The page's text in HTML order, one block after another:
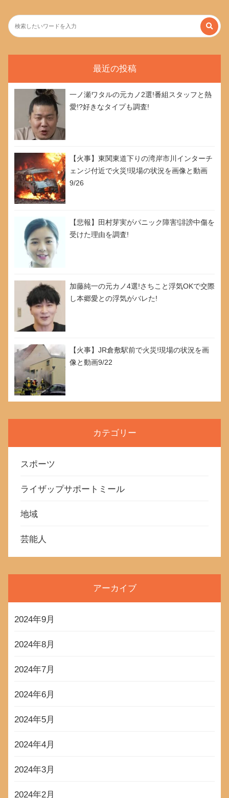
最近の投稿
一ノ瀬ワタルの元カノ2選!番組スタッフと熱
愛!?好きなタイプも調査!
【火事】東関東道下りの湾岸市川インターチ
ェンジ付近で火災!現場の状況を画像と動画
9/26
【悲報】田村芽実がパニック障害!誹謗中傷を
受けた理由を調査!
加藤純一の元カノ4選!さちこと浮気OKで交際
し本郷愛との浮気がバレた!
【火事】JR倉敷駅前で火災!現場の状況を画
像と動画9/22
カテゴリー
スポーツ
ライザップサポートミール
地域
芸能人
アーカイブ
2024年9月
2024年8月
2024年7月
2024年6月
2024年5月
2024年4月
2024年3月
2024年2月